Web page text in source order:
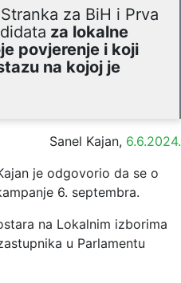
za BiH i Prva
za lokalne
povjerenje i koji
na kojoj je
Sanel Kajan, 6.6.2024.
je odgovorio da se o
6. septembra.
na Lokalnim izborima
u Parlamentu